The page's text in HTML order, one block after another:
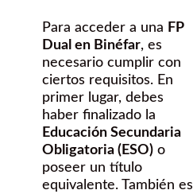
Para acceder a una FP
Dual en Binéfar, es
necesario cumplir con
ciertos requisitos. En
primer lugar, debes
haber finalizado la
Educación Secundaria
Obligatoria (ESO) o
poseer un título
equivalente. También es